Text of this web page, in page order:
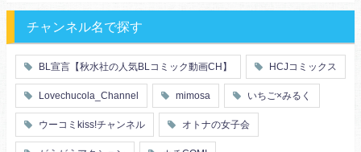
エリート・ハイスぺ
芸能人
王子様
ヤンキー・不良
人外
富豪
同期
店長・店員
先生
幼馴染
漫画家・作家
セフレ
初体験
調教
花嫁
義兄弟姉妹
初恋
スーツ
片思い
短編
人妻
主従関係
婚約者
不器用
チャンネル名で探す
BL宣言【秋水社の人気BLコミック動画CH】 HCJコミックス
Lovechucola_Channel mimosa いちご×みるく
ウーコミkiss!チャンネル オトナの女子会